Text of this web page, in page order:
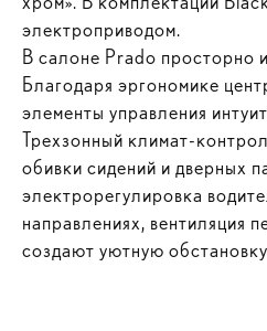
электроприводом.
В салоне Prado просторно
Благодаря эргономике
элементы управления
Трехзонный климат-
обивки сидений и дверных
электрорегулировка
направлениях, вентиляция
создают уютную